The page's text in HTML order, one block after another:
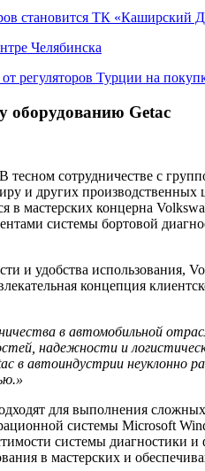
становится ТК «Каширский
Челябинска
регуляторов Турции на
оборудованию Getac
тесном сотрудничестве с
и других
в мастерских концерна
системы бортовой
и удобства использования,
концепция
в автомобильной
надежности и
в автоиндустрии неуклонно
для выполнения
системы Microsoft
системы
в мастерских и